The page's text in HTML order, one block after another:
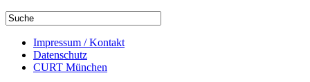
Impressum / Kontakt
Datenschutz
CURT München